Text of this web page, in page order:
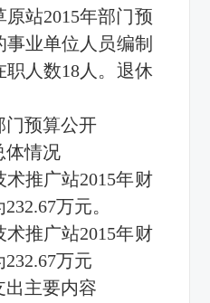
站2015年部门预
业单位人员编制
职人数18人。退休
门预算公开
体情况
术推广站2015年财
万元。
术推广站2015年财
万元
出主要内容